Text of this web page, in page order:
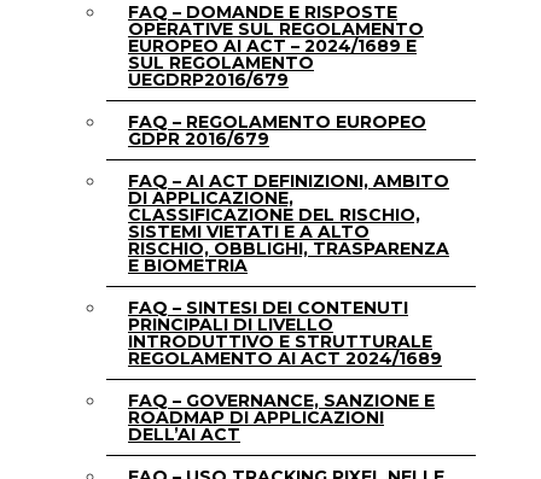
FAQ – DOMANDE E RISPOSTE
OPERATIVE SUL REGOLAMENTO
EUROPEO AI ACT – 2024/1689 E
SUL REGOLAMENTO
UEGDRP2016/679
FAQ – REGOLAMENTO EUROPEO
GDPR 2016/679
FAQ – AI ACT DEFINIZIONI, AMBITO
DI APPLICAZIONE,
CLASSIFICAZIONE DEL RISCHIO,
SISTEMI VIETATI E A ALTO
RISCHIO, OBBLIGHI, TRASPARENZA
E BIOMETRIA
FAQ – SINTESI DEI CONTENUTI
PRINCIPALI DI LIVELLO
INTRODUTTIVO E STRUTTURALE
REGOLAMENTO AI ACT 2024/1689
FAQ – GOVERNANCE, SANZIONE E
ROADMAP DI APPLICAZIONI
DELL’AI ACT